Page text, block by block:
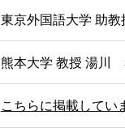
東京外国語大学 助
熊本大学 教授 湯川
こちらに掲載してい